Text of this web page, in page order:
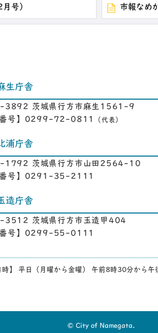
号） 市報なめ
生庁舎
3892 茨城県行方市麻生1561-9
番号】0299-72-0811
（代表）
浦庁舎
1792 茨城県行方市山田2564-10
番号】0291-35-2111
造庁舎
3512 茨城県行方市玉造甲404
番号】0299-55-0111
時】 平日（月曜から金曜） 午前8時30分から午
© City of Namegata.